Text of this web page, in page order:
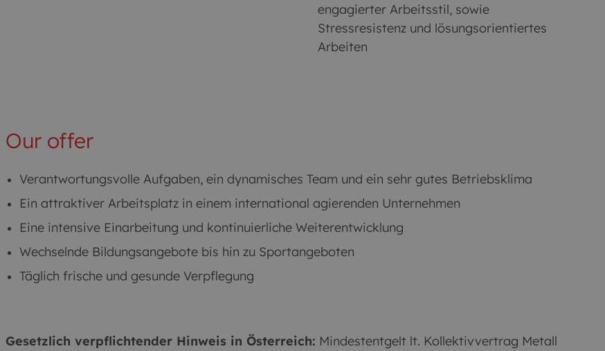
engagierter Arbeitsstil, sowie
Stressresistenz und lösungsorientiertes
Arbeiten
Our offer
Verantwortungsvolle Aufgaben, ein dynamisches Team und ein sehr gutes Betriebsklima
Ein attraktiver Arbeitsplatz in einem international agierenden Unternehmen
Eine intensive Einarbeitung und kontinuierliche Weiterentwicklung
Wechselnde Bildungsangebote bis hin zu Sportangeboten
Täglich frische und gesunde Verpflegung
Gesetzlich verpflichtender Hinweis in Österreich: Mindestentgelt lt. Kollektivvertrag Metall